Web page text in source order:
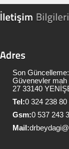
Son
Güvenevler mah
27 33140
Tel:0 324 238 80
Gsm:0 537 243
Mail: